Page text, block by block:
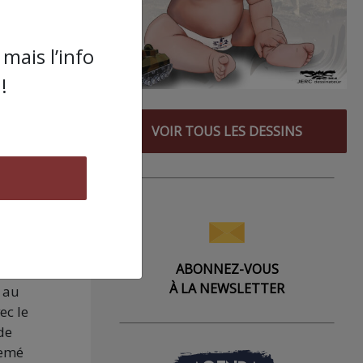
le
VOIR TOUS LES DESSINS
ABONNEZ-VOUS
À LA NEWSLETTER
l’info